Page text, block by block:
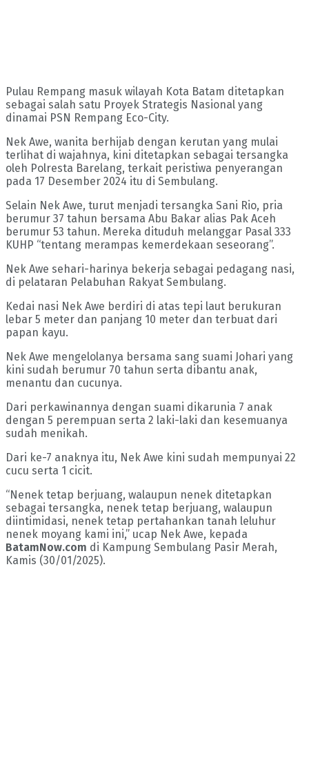
Pulau Rempang masuk wilayah Kota Batam ditetapkan
sebagai salah satu Proyek Strategis Nasional yang
dinamai PSN Rempang Eco-City.
Nek Awe, wanita berhijab dengan kerutan yang mulai
terlihat di wajahnya, kini ditetapkan sebagai tersangka
oleh Polresta Barelang, terkait peristiwa penyerangan
pada 17 Desember 2024 itu di Sembulang.
Selain Nek Awe, turut menjadi tersangka Sani Rio, pria
berumur 37 tahun bersama Abu Bakar alias Pak Aceh
berumur 53 tahun. Mereka dituduh melanggar Pasal 333
KUHP “tentang merampas kemerdekaan seseorang”.
Nek Awe sehari-harinya bekerja sebagai pedagang nasi,
di pelataran Pelabuhan Rakyat Sembulang.
Kedai nasi Nek Awe berdiri di atas tepi laut berukuran
lebar 5 meter dan panjang 10 meter dan terbuat dari
papan kayu.
Nek Awe mengelolanya bersama sang suami Johari yang
kini sudah berumur 70 tahun serta dibantu anak,
menantu dan cucunya.
Dari perkawinannya dengan suami dikarunia 7 anak
dengan 5 perempuan serta 2 laki-laki dan kesemuanya
sudah menikah.
Dari ke-7 anaknya itu, Nek Awe kini sudah mempunyai 22
cucu serta 1 cicit.
“Nenek tetap berjuang, walaupun nenek ditetapkan
sebagai tersangka, nenek tetap berjuang, walaupun
diintimidasi, nenek tetap pertahankan tanah leluhur
nenek moyang kami ini,” ucap Nek Awe, kepada
BatamNow.com di Kampung Sembulang Pasir Merah,
Kamis (30/01/2025).